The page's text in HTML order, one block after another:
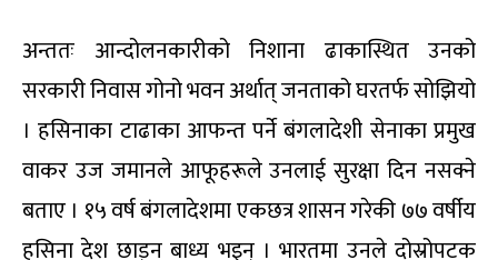
अन्ततः आन्दोलनकारीको निशाना ढाकास्थित उनको
सरकारी निवास गोनो भवन अर्थात् जनताको घरतर्फ सोझियो
। हसिनाका टाढाका आफन्त पर्ने बंगलादेशी सेनाका प्रमुख
वाकर उज जमानले आफूहरूले उनलाई सुरक्षा दिन नसक्ने
बताए । १५ वर्ष बंगलादेशमा एकछत्र शासन गरेकी ७७ वर्षीय
हसिना देश छाड्न बाध्य भइन् । भारतमा उनले दोस्रोपटक